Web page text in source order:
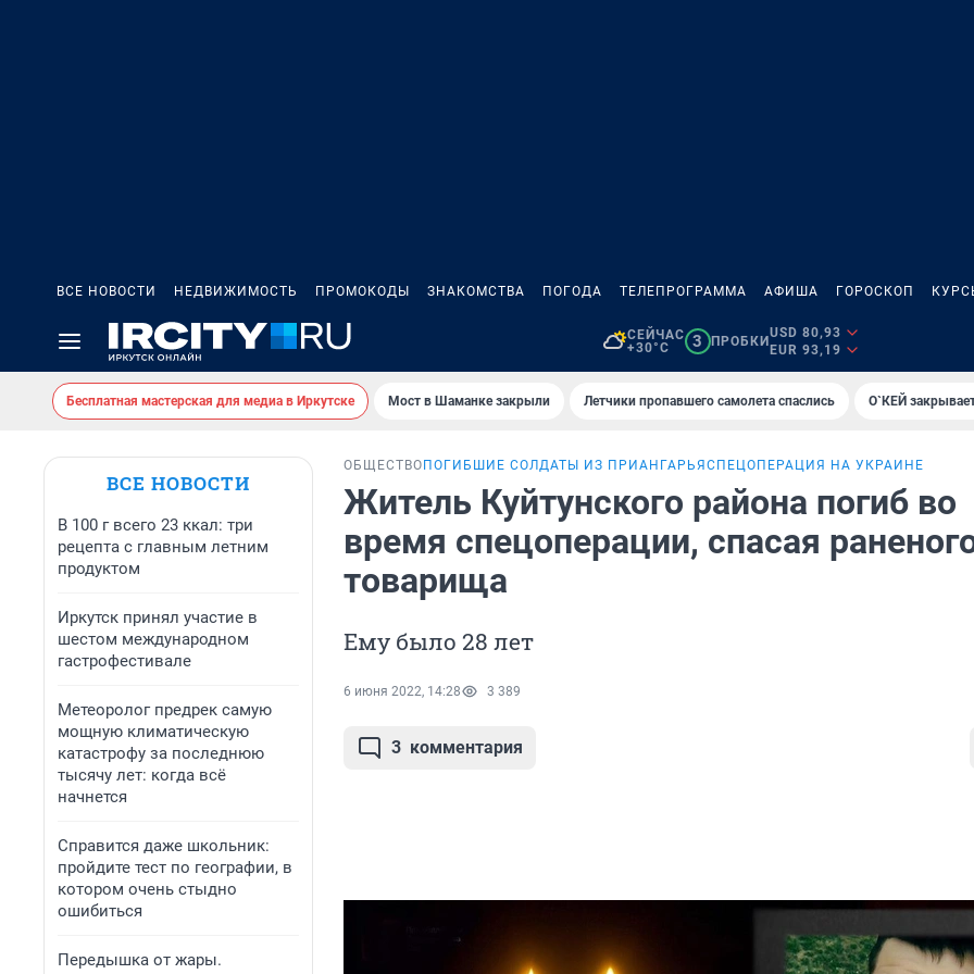
ВСЕ НОВОСТИ НЕДВИЖИМОСТЬ ПРОМОКОДЫ ЗНАКОМСТВА ПОГОДА ТЕЛЕПРОГРАММА АФИША ГОРОСКОП
СЕЙЧАС
+30°C
3 ПРОБКИ
USD 80,93
EUR 93,19
Бесплатная мастерская для медиа в Иркутске Мост в Шаманке закрыли Летчики пропавшего самолета спаслись О`КЕЙ
ВСЕ НОВОСТИ
В 100 г всего 23 ккал: три
рецепта с главным летним
продуктом
Иркутск принял участие в
шестом международном
гастрофестивале
Метеоролог предрек самую
мощную климатическую
катастрофу за последнюю
тысячу лет: когда всё
начнется
Справится даже школьник:
пройдите тест по географии, в
котором очень стыдно
ошибиться
Передышка от жары.
ОБЩЕСТВО ПОГИБШИЕ СОЛДАТЫ ИЗ ПРИАНГАРЬЯ СПЕЦОПЕРАЦИЯ НА УКРАИНЕ
Житель Куйтунского района погиб во
время спецоперации, спасая
товарища
Ему было 28 лет
6 июня 2022, 14:28 3 389
3 комментария